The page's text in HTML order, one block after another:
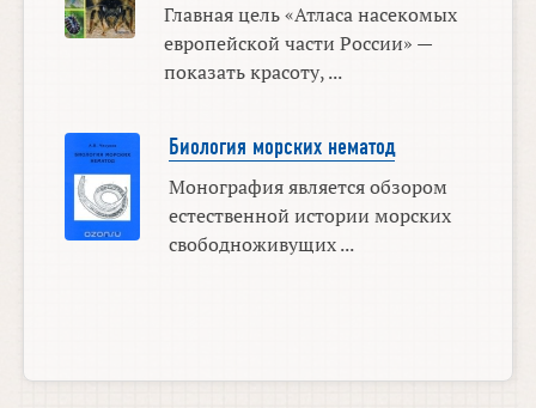
Главная цель «Атласа насекомых
европейской части России» —
показать красоту, ...
Биология морских нематод
Монография является обзором
естественной истории морских
свободноживущих ...